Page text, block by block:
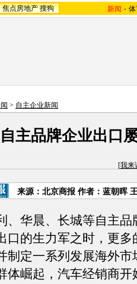
焦点房地产 搜狗 新闻 -
> 自主企业新闻
主品牌企业出口
[我来
来源：北京商报 作者：蓝朝晖
华晨、长城等自主品
口的生力军之时，更多
制定一系列发展海外市
体崛起，汽车经销商开